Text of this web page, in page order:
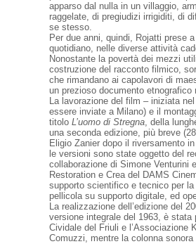
apparso dal nulla in un villaggio,
raggelate, di pregiudizi irrigiditi, di
se stesso.
Per due anni, quindi, Rojatti prese
quotidiano, nelle diverse attività
Nonostante la povertà dei mezzi
costruzione del racconto filmico,
che rimandano ai capolavori di
un prezioso documento
La lavorazione del film – iniziata
essere inviate a Milano) e il
titolo L’uomo di Stregna, della
una seconda edizione, più breve
Eligio Zanier dopo il riversamento
le versioni sono state oggetto del
collaborazione di Simone Venturini
Restoration e Crea del DAMS
supporto scientifico e tecnico per
pellicola su supporto digitale, ed
La realizzazione dell’edizione del
versione integrale del 1963, è
Cividale del Friuli e l’Associazione
Comuzzi, mentre la colonna